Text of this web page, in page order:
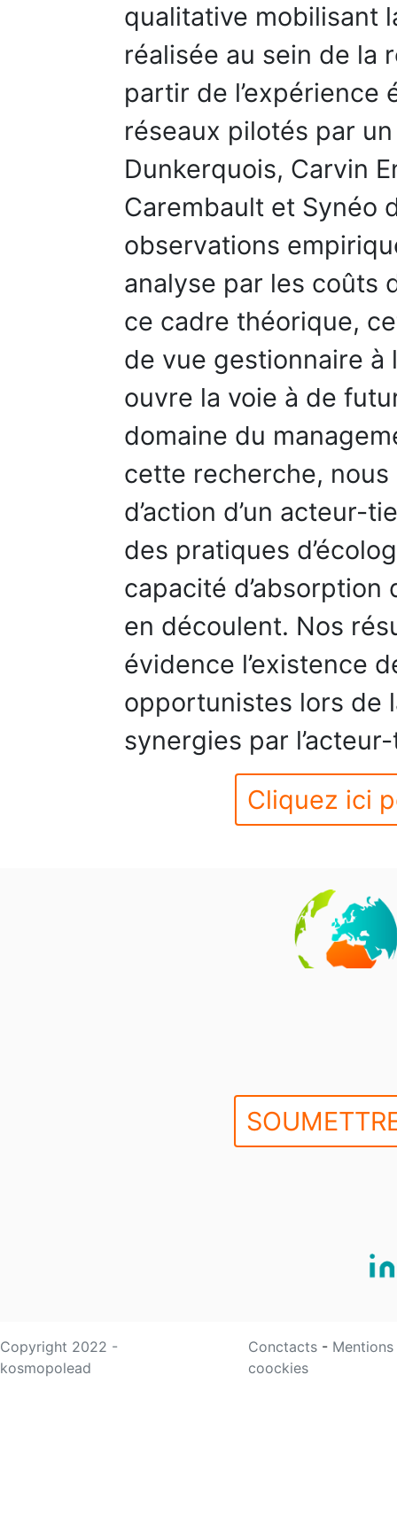
qualitative mobilisant
réalisée au sein de la
partir de
réseaux pilotés par
Dunkerquois, Carvin
Carembault et Synéo
observations
analyse par les coûts
ce cadre théorique,
de vue gestionnaire à
ouvre la voie à de
domaine du
cette recherche,
d’action d’un acteur-
des pratiques
capacité
en découlent. Nos
évidence l’existence
opportunistes lors de
synergies par
Cliquez ici
Copyright 2022 -
kosmopolead
Conctacts -
coockies